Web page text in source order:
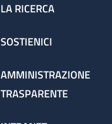
LA RICERCA
SOSTIENICI
AMMINISTRAZIONE
TRASPARENTE